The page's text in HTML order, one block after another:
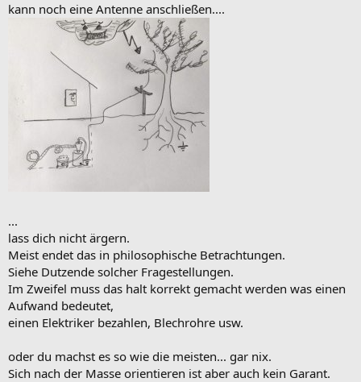
kann noch eine Antenne anschließen....
...
lass dich nicht ärgern.
Meist endet das in philosophische Betrachtungen.
Siehe Dutzende solcher Fragestellungen.
Im Zweifel muss das halt korrekt gemacht werden was einen
Aufwand bedeutet,
einen Elektriker bezahlen, Blechrohre usw.
oder du machst es so wie die meisten... gar nix.
Sich nach der Masse orientieren ist aber auch kein Garant.